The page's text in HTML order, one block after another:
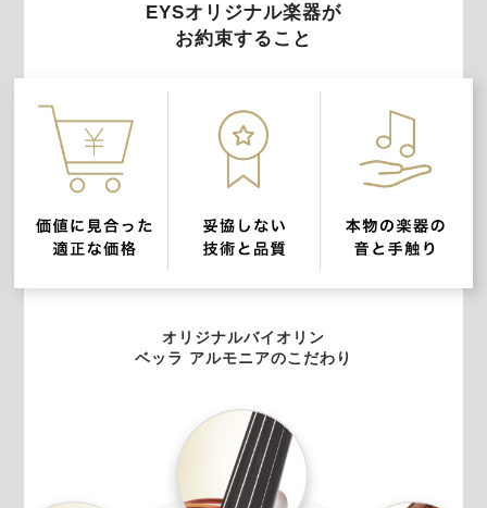
EYSオリジナル楽器が
お約束すること
オリジナルバイオリン
ベッラ アルモニアのこだわり